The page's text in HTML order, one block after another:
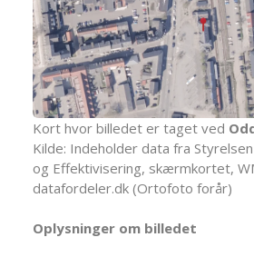
Kort hvor billedet er taget ved
Kilde: Indeholder data fra
og Effektivisering, skærmkortet,
datafordeler.dk (Ortofoto forår)
Oplysninger om billedet